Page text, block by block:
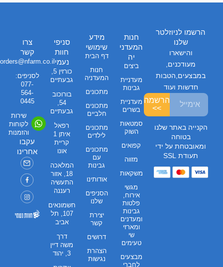
חנות
המעדני
יה
ביצים
מעדניית
גבינות
מעדניית
בשרים
סמטאות
השוק
קפואים
מזווה
משקאות
מגשי
אירוח,
פלטות
גבינות
ומעדנים
ומארזי
שי
טעימים
מבצעים
לחברי
מידע
שימושי
דף הבית
חנות
המעדניה
מתכונים
מתכונים
חלביים
מתכונים
לילדים
מתכונים
עם
גבינות
אודותינו
הסניפים
שלנו
יצירת
קשר
דרושים
הצהרת
נגישות
סניפי
חוות
נעמי
כורזין 5,
גבעתיים
בורוכוב
54,
גבעתיים
רפאל
איתן 1
קריית
אונו
המלאכה
18, אזור
התעשיה
רעננה
חשמונאים
107, תל
אביב
דרך
משה דיין
3, יהוד
צרו
קשר
orders@nfarm.co.il
לסניפים:
077-
564-
0445
שירות
לקוחות
והזמנות
עקבו
אחרינו
הרשמו לניוזלטר
שלנו
והישארו
מעודכנים,
במבצעים,הטבות
חדשות ועוד
הרשמה
>>
הקנייה באתר שלנו
בטוחה
ומאובטחת על ידי
תעודת SSL